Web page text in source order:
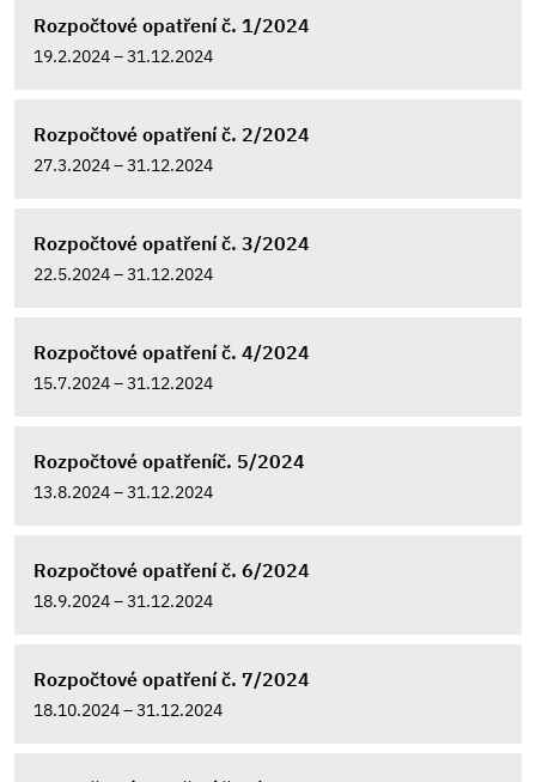
Rozpočtové opatření č. 1/2024
19.2.2024 – 31.12.2024
Rozpočtové opatření č. 2/2024
27.3.2024 – 31.12.2024
Rozpočtové opatření č. 3/2024
22.5.2024 – 31.12.2024
Rozpočtové opatření č. 4/2024
15.7.2024 – 31.12.2024
Rozpočtové opatřeníč. 5/2024
13.8.2024 – 31.12.2024
Rozpočtové opatření č. 6/2024
18.9.2024 – 31.12.2024
Rozpočtové opatření č. 7/2024
18.10.2024 – 31.12.2024